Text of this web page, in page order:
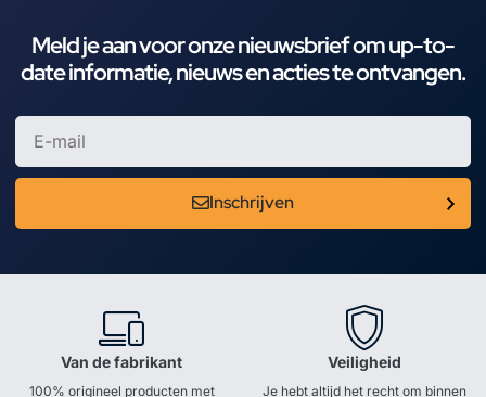
Meld je aan voor onze nieuwsbrief om up-to-
date informatie, nieuws en acties te ontvangen.
Inschrijven
Van de fabrikant
100% origineel producten met
Veiligheid
Je hebt altijd het recht om binnen